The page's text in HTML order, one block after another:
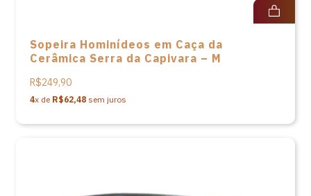
Sopeira Hominídeos em Caça da
Cerâmica Serra da Capivara – M
R$249,90
4x de R$62,48 sem juros